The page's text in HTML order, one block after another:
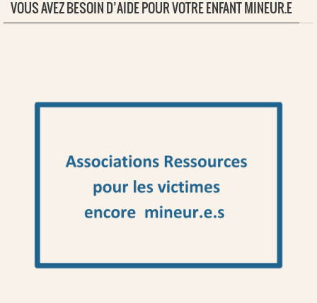
VOUS AVEZ BESOIN D’AIDE POUR VOTRE ENFANT MINEUR.E